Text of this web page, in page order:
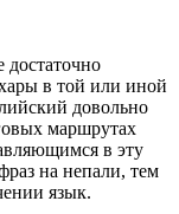
достаточно
в той или иной
довольно
маршрутах
в эту
на непали, тем
язык.